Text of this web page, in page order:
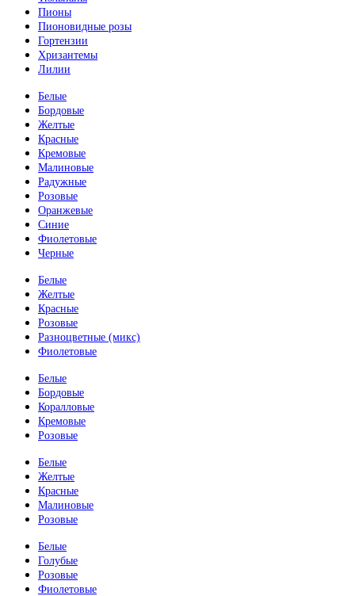
Пионы
Пионовидные розы
Гортензии
Хризантемы
Лилии
Белые
Бордовые
Желтые
Красные
Кремовые
Малиновые
Радужные
Розовые
Оранжевые
Синие
Фиолетовые
Черные
Белые
Желтые
Красные
Розовые
Разноцветные (микс)
Фиолетовые
Белые
Бордовые
Коралловые
Кремовые
Розовые
Белые
Желтые
Красные
Малиновые
Розовые
Белые
Голубые
Розовые
Фиолетовые